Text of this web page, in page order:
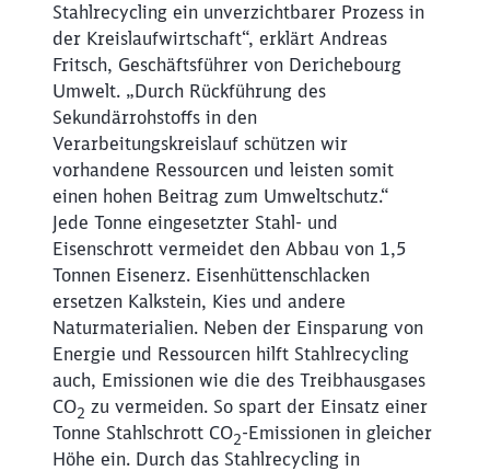
Stahlrecycling ein unverzichtbarer Prozess in
der Kreislaufwirtschaft“, erklärt Andreas
Fritsch, Geschäftsführer von Derichebourg
Umwelt. „Durch Rückführung des
Sekundärrohstoffs in den
Verarbeitungskreislauf schützen wir
vorhandene Ressourcen und leisten somit
einen hohen Beitrag zum Umweltschutz.“
Jede Tonne eingesetzter Stahl- und
Eisenschrott vermeidet den Abbau von 1,5
Tonnen Eisenerz. Eisenhüttenschlacken
ersetzen Kalkstein, Kies und andere
Naturmaterialien. Neben der Einsparung von
Energie und Ressourcen hilft Stahlrecycling
auch, Emissionen wie die des Treibhausgases
CO2 zu vermeiden. So spart der Einsatz einer
Tonne Stahlschrott CO2-Emissionen in gleicher
Höhe ein. Durch das Stahlrecycling in